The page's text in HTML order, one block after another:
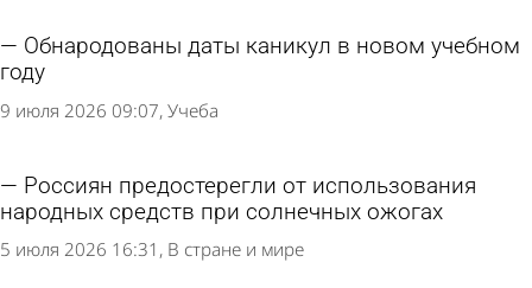
Обнародованы даты каникул в новом учебном
году
9 июля 2026 09:07 Учеба
Россиян предостерегли от использования
народных средств при солнечных ожогах
5 июля 2026 16:31 В стране и мире